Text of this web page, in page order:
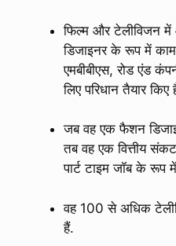
फिल्म और टेलीविजन
डिजाइनर के रूप में काम
एमबीबीएस, रोड एंड
लिए परिधान तैयार किए
जब वह एक फैशन
तब वह एक वित्तीय
पार्ट टाइम जॉब के रूप
वह 100 से अधिक
हैं.